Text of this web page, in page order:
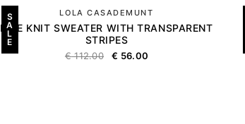
S
A
L
E
LOLA CASADEMUNT
FINE KNIT SWEATER WITH TRANSPARENT
STRIPES
€112.00 € 56.00